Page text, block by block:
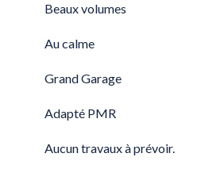
Beaux volumes
Au calme
Grand Garage
Adapté PMR
Aucun travaux à prévoir.